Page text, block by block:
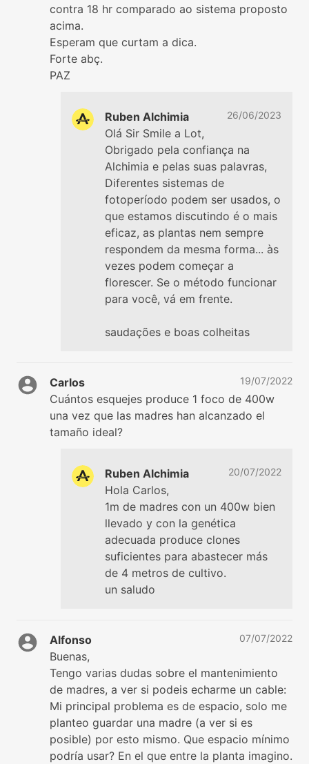
contra 18 hr comparado ao sistema proposto
acima.
Esperam que curtam a dica.
Forte abç.
PAZ
Ruben Alchimia 26/06/2023
Olá Sir Smile a Lot,
Obrigado pela confiança na
Alchimia e pelas suas palavras,
Diferentes sistemas de
fotoperíodo podem ser usados, o
que estamos discutindo é o mais
eficaz, as plantas nem sempre
respondem da mesma forma... às
vezes podem começar a
florescer. Se o método funcionar
para você, vá em frente.
saudações e boas colheitas
Carlos 19/07/2022
Cuántos esquejes produce 1 foco de 400w
una vez que las madres han alcanzado el
tamaño ideal?
Ruben Alchimia 20/07/2022
Hola Carlos,
1m de madres con un 400w bien
llevado y con la genética
adecuada produce clones
suficientes para abastecer más
de 4 metros de cultivo.
un saludo
Alfonso 07/07/2022
Buenas,
Tengo varias dudas sobre el mantenimiento
de madres, a ver si podeis echarme un cable:
Mi principal problema es de espacio, solo me
planteo guardar una madre (a ver si es
posible) por esto mismo. Que espacio mínimo
podría usar? En el que entre la planta imagino.